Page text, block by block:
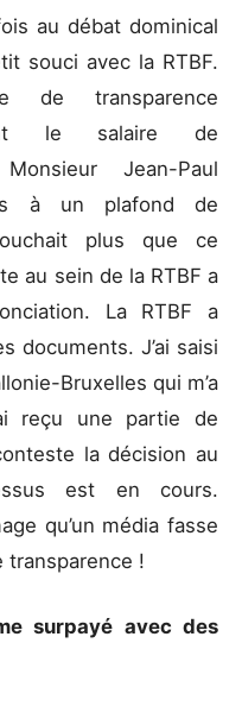
au débat dominical
souci avec la RTBF.
de transparence
le salaire de
Jean-Paul
à un plafond de
plus que ce
au sein de la RTBF a
La RTBF a
documents. J’ai saisi
Bruxelles qui m’a
reçu une partie de
la décision au
est en cours.
qu’un média fasse
!
surpayé avec des